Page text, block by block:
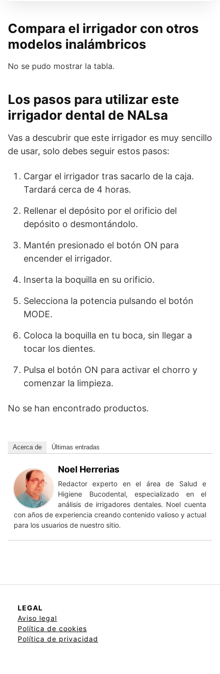
Compara el irrigador con otros
modelos inalámbricos
No se pudo mostrar la tabla.
Los pasos para utilizar este
irrigador dental de NALsa
Vas a descubrir que este irrigador es muy sencillo
de usar, solo debes seguir estos pasos:
Cargar el irrigador tras sacarlo de la caja.
Tardará cerca de 4 horas.
Rellenar el depósito por el orificio del
depósito o desmontándolo.
Mantén presionado el botón ON para
encender el irrigador.
Inserta la boquilla en su orificio.
Selecciona la potencia pulsando el botón
MODE.
Coloca la boquilla en tu boca, sin llegar a
tocar los dientes.
Pulsa el botón ON para activar el chorro y
comenzar la limpieza.
No se han encontrado productos.
Acerca de Últimas entradas
Noel Herrerias
Redactor experto en el área de Salud e
Higiene Bucodental, especializado en el
análisis de irrigadores dentales. Noel cuenta
con años de experiencia creando contenido valioso y actual
para los usuarios de nuestro sitio.
LEGAL
Aviso legal
Política de cookies
Política de privacidad